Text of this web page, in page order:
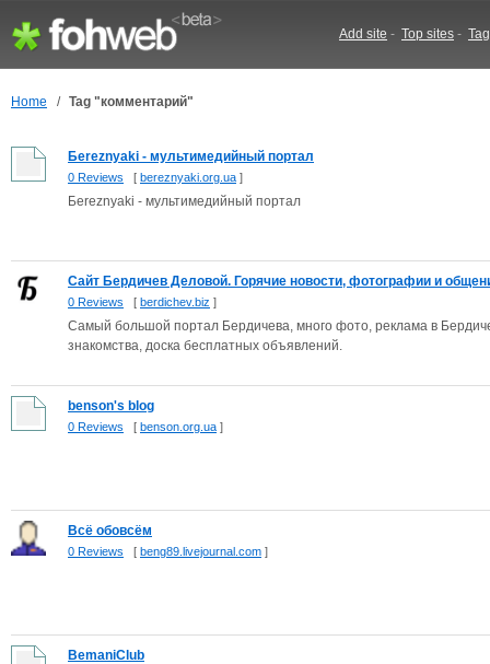
Add site - Top sites -
Home / Tag "комментарий"
Бereznyaki - мультимедийный портал
0 Reviews [ bereznyaki.org.ua ]
Бereznyaki - мультимедийный портал
Сайт Бердичев Деловой. Горячие новости, фотографии и
0 Reviews [ berdichev.biz ]
Самый большой портал Бердичева, много фото, реклама в
знакомства, доска бесплатных объявлений.
benson's blog
0 Reviews [ benson.org.ua ]
Всё обовсём
0 Reviews [ beng89.livejournal.com ]
BemaniClub